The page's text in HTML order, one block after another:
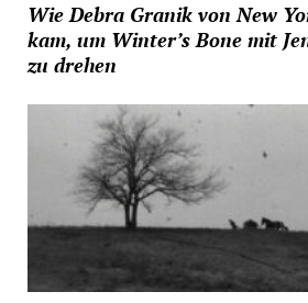
Wie Debra Granik von New
kam, um Winter’s Bone mit
zu drehen